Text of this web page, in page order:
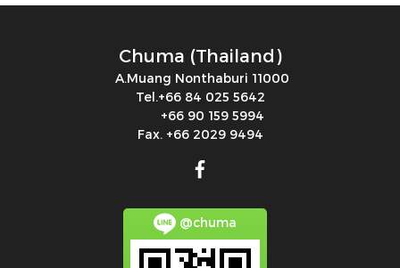
Chuma (Thailand)
A.Muang Nonthaburi 11000
Tel.+66 84 025 5642
+66 90 159 5994
Fax. +66 2029 9494
@chuma